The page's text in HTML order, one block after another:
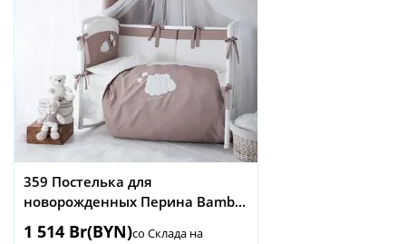
359 Постелька для
новорожденных Перина Bamb...
1 514 Br(BYN)со Склада на